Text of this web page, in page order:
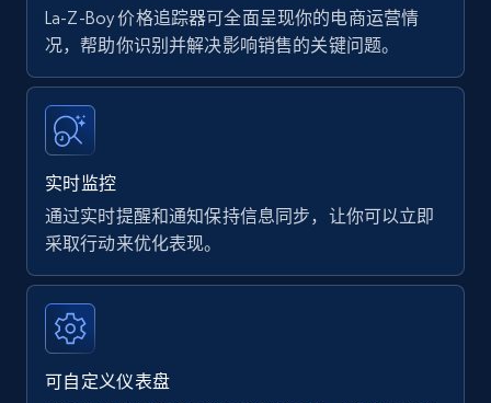
La-Z-Boy 价格追踪器可全面呈现你的电商运营情
况，帮助你识别并解决影响销售的关键问题。
实时监控
通过实时提醒和通知保持信息同步，让你可以立即
采取行动来优化表现。
可自定义仪表盘